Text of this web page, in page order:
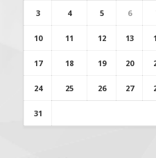
3 4 5 6
10 11 12 13
17 18 19 20
24 25 26 27
31